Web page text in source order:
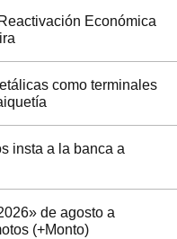
Económica
como terminales
insta a la banca a
de agosto a
(+Monto)